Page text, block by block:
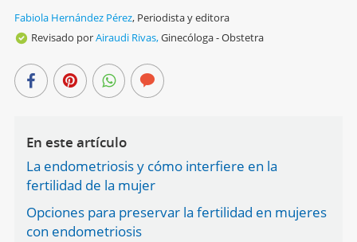
Fabiola Hernández Pérez, Periodista y editora
Revisado porAiraudi Rivas,Ginecóloga - Obstetra
En este artículo
La endometriosis y cómo interfiere en la
fertilidad de la mujer
Opciones para preservar la fertilidad en mujeres
con endometriosis